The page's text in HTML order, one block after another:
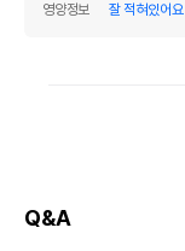
영양정보
잘 적혀있어요
Q&A